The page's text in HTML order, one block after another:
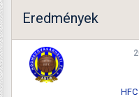
Eredmények